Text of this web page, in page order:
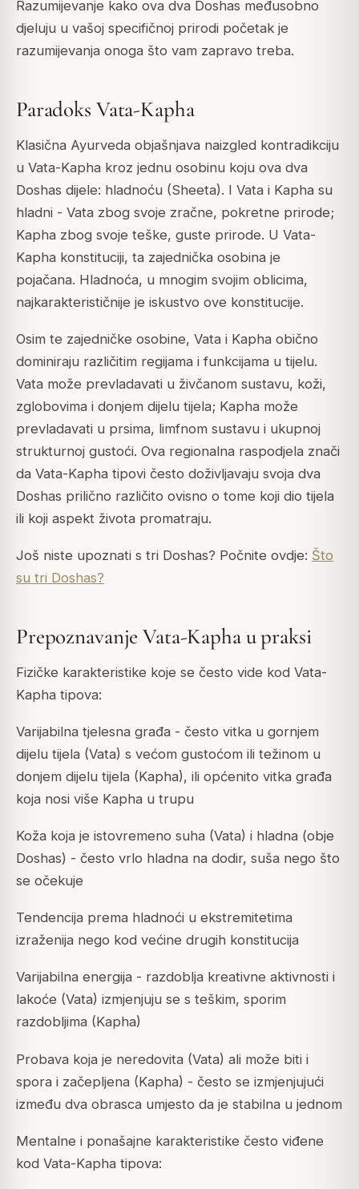
Razumijevanje kako ova dva Doshas međusobno
djeluju u vašoj specifičnoj prirodi početak je
razumijevanja onoga što vam zapravo treba.
Paradoks Vata-Kapha
Klasična Ayurveda objašnjava naizgled kontradikciju
u Vata-Kapha kroz jednu osobinu koju ova dva
Doshas dijele: hladnoću (Sheeta). I Vata i Kapha su
hladni - Vata zbog svoje zračne, pokretne prirode;
Kapha zbog svoje teške, guste prirode. U Vata-
Kapha konstituciji, ta zajednička osobina je
pojačana. Hladnoća, u mnogim svojim oblicima,
najkarakterističnije je iskustvo ove konstitucije.
Osim te zajedničke osobine, Vata i Kapha obično
dominiraju različitim regijama i funkcijama u tijelu.
Vata može prevladavati u živčanom sustavu, koži,
zglobovima i donjem dijelu tijela; Kapha može
prevladavati u prsima, limfnom sustavu i ukupnoj
strukturnoj gustoći. Ova regionalna raspodjela znači
da Vata-Kapha tipovi često doživljavaju svoja dva
Doshas prilično različito ovisno o tome koji dio tijela
ili koji aspekt života promatraju.
Još niste upoznati s tri Doshas? Počnite ovdje: Što
su tri Doshas?
Prepoznavanje Vata-Kapha u praksi
Fizičke karakteristike koje se često vide kod Vata-
Kapha tipova:
Varijabilna tjelesna građa - često vitka u gornjem
dijelu tijela (Vata) s većom gustoćom ili težinom u
donjem dijelu tijela (Kapha), ili općenito vitka građa
koja nosi više Kapha u trupu
Koža koja je istovremeno suha (Vata) i hladna (obje
Doshas) - često vrlo hladna na dodir, suša nego što
se očekuje
Tendencija prema hladnoći u ekstremitetima
izraženija nego kod većine drugih konstitucija
Varijabilna energija - razdoblja kreativne aktivnosti i
lakoće (Vata) izmjenjuju se s teškim, sporim
razdobljima (Kapha)
Probava koja je neredovita (Vata) ali može biti i
spora i začepljena (Kapha) - često se izmjenjujući
između dva obrasca umjesto da je stabilna u jednom
Mentalne i ponašajne karakteristike često viđene
kod Vata-Kapha tipova: